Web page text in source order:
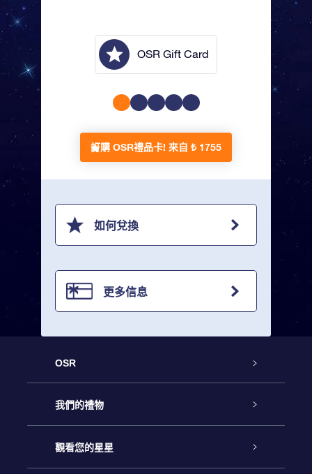
OSR Gift Card
訂購 OSR禮品卡! 來自 ₺ 1755
如何兌換
更多信息
OSR
客戶服務
聯繫我們
我們的禮物
Online Star禮物
觀看您的星星